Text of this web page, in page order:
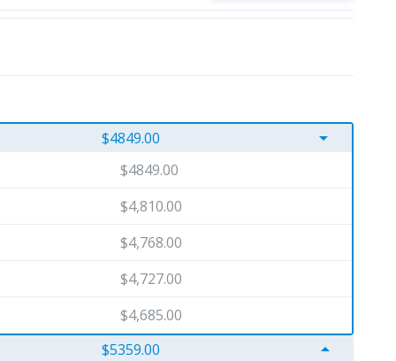
arrow_drop_down
$4849.00
$4849.00
$4,810.00
$4,768.00
$4,727.00
$4,685.00
arrow_drop_up
$5359.00